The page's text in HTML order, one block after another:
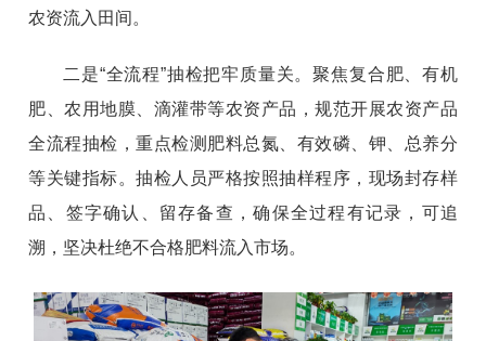
农资流入田间。
二是“全流程”抽检把牢质量关。聚焦复合肥、有机
肥、农用地膜、滴灌带等农资产品，规范开展农资产品
全流程抽检，重点检测肥料总氮、有效磷、钾、总养分
等关键指标。抽检人员严格按照抽样程序，现场封存样
品、签字确认、留存备查，确保全过程有记录，可追
溯，坚决杜绝不合格肥料流入市场。